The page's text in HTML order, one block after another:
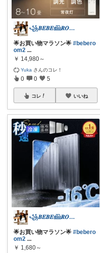
꧁𝑩𝑬𝑩𝑬𓊝𝑹𝑶𝑶𝑴꧂
🌟お買い物マラソン🌟 #bebero
om2 ...
￥ 14,980～
Yuka さんのコレ！
0 0 5
コレ いいね
꧁𝑩𝑬𝑩𝑬𓊝𝑹𝑶𝑶𝑴꧂
🌟お買い物マラソン🌟 #bebero
om2 ...
￥ 1,680～